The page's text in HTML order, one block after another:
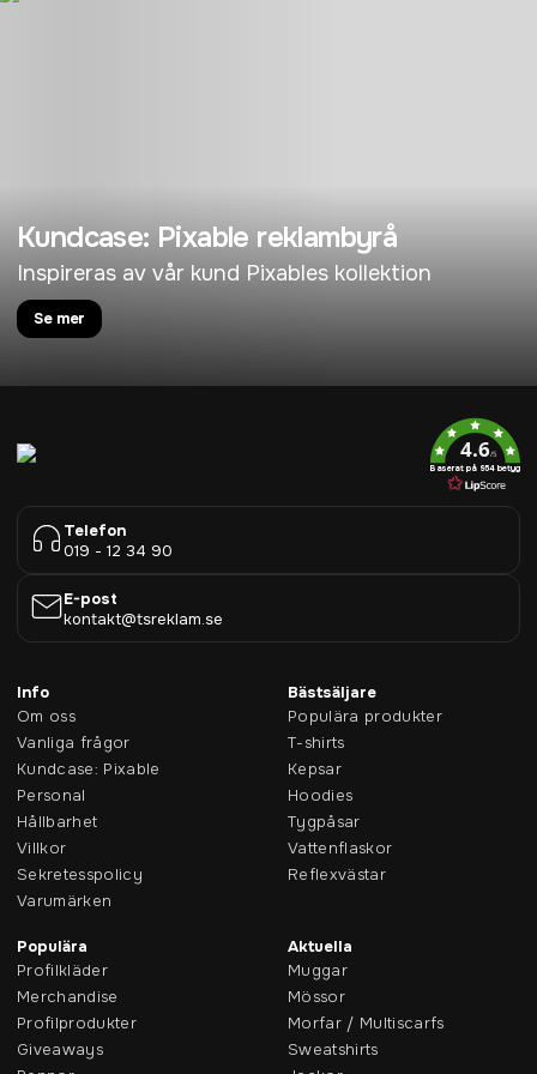
Kundcase: Pixable reklambyrå
Inspireras av vår kund Pixables kollektion
Se mer
4.6/5
Baserat på 954 betyg
Telefon
019 - 12 34 90
E-post
kontakt@tsreklam.se
Info
Om oss
Vanliga frågor
Kundcase: Pixable
Personal
Hållbarhet
Villkor
Sekretesspolicy
Varumärken
Bästsäljare
Populära produkter
T-shirts
Kepsar
Hoodies
Tygpåsar
Vattenflaskor
Reflexvästar
Populära
Profilkläder
Merchandise
Profilprodukter
Giveaways
Aktuella
Muggar
Mössor
Morfar / Multiscarfs
Sweatshirts